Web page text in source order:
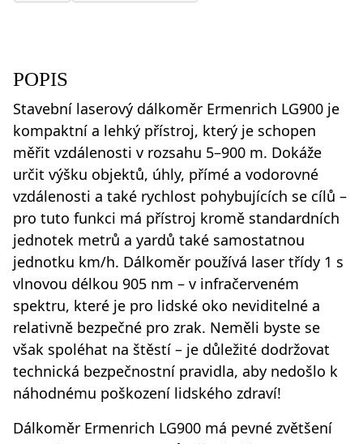
POPIS
Stavební laserový dálkoměr Ermenrich LG900 je
kompaktní a lehký přístroj, který je schopen
měřit vzdálenosti v rozsahu 5–900 m. Dokáže
určit výšku objektů, úhly, přímé a vodorovné
vzdálenosti a také rychlost pohybujících se cílů –
pro tuto funkci má přístroj kromě standardních
jednotek metrů a yardů také samostatnou
jednotku km/h. Dálkoměr používá laser třídy 1 s
vlnovou délkou 905 nm – v infračerveném
spektru, které je pro lidské oko neviditelné a
relativně bezpečné pro zrak. Neměli byste se
však spoléhat na štěstí – je důležité dodržovat
technická bezpečnostní pravidla, aby nedošlo k
náhodnému poškození lidského zdraví!
Dálkoměr Ermenrich LG900 má pevné zvětšení